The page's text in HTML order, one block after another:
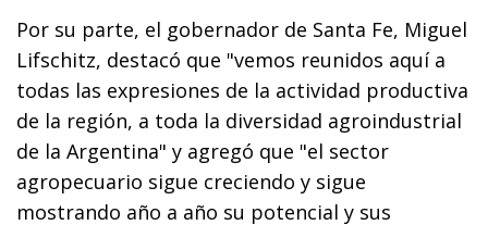
Por su parte, el gobernador de Santa Fe, Miguel
Lifschitz, destacó que "vemos reunidos aquí a
todas las expresiones de la actividad productiva
de la región, a toda la diversidad agroindustrial
de la Argentina" y agregó que "el sector
agropecuario sigue creciendo y sigue
mostrando año a año su potencial y sus